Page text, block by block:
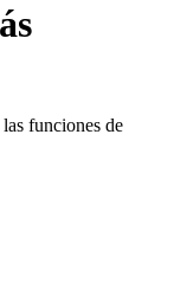
funciones de